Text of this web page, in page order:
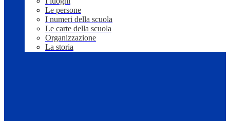
Le persone
I numeri della scuola
Le carte della scuola
Organizzazione
La storia